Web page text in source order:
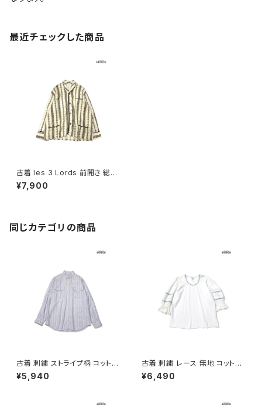
最近チェックした商品
古着 les 3 Lords 前開き 総柄
コットン 長袖 シャツ ベージュ (t
tu2510054)
¥7,900
同じカテゴリの商品
古着 刺繍 ストライプ柄 コットン
100％ 長袖 シャツ パステル 紫
(ttu2603112)
¥5,940
古着 刺繍 レース 無地 コットン
七分袖 ブラウス 白 (ttu26060
27)
¥6,490